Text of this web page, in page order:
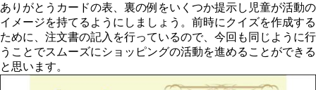
ありがとうカードの表、裏の例をいくつか提示し児童が活動の
イメージを持てるようにしましょう。前時にクイズを作成する
ために、注文書の記入を行っているので、今回も同じように行
うことでスムーズにショッピングの活動を進めることができる
と思います。